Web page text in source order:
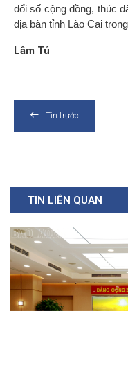
đổi số cộng đồng, thúc
địa bàn tỉnh Lào Cai
Lâm Tú
Tin trước
TIN LIÊN QUAN